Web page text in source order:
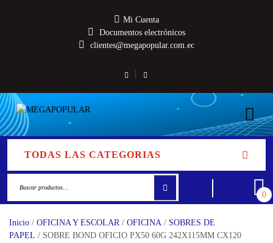
Mi Cuenta
Documentos electrónicos
clientes@megapopular.com.ec
TODAS LAS CATEGORIAS
0
Inicio / OFICINA Y ESCOLAR/ OFICINA / SOBRES DE
PAPEL / SOBRE BOND OFICIO PX50 60G 242X115MM CX120